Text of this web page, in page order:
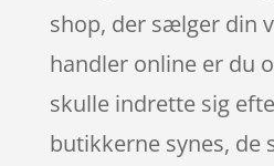
shop, der sælger din
handler online er du
skulle indrette sig
butikkerne synes, de